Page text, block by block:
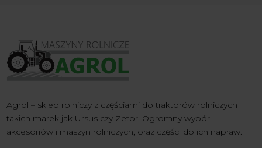
Agrol – sklep rolniczy z częściami do traktorów rolniczych
takich marek jak Ursus czy Zetor. Ogromny wybór
akcesoriów i maszyn rolniczych, oraz części do ich napraw.